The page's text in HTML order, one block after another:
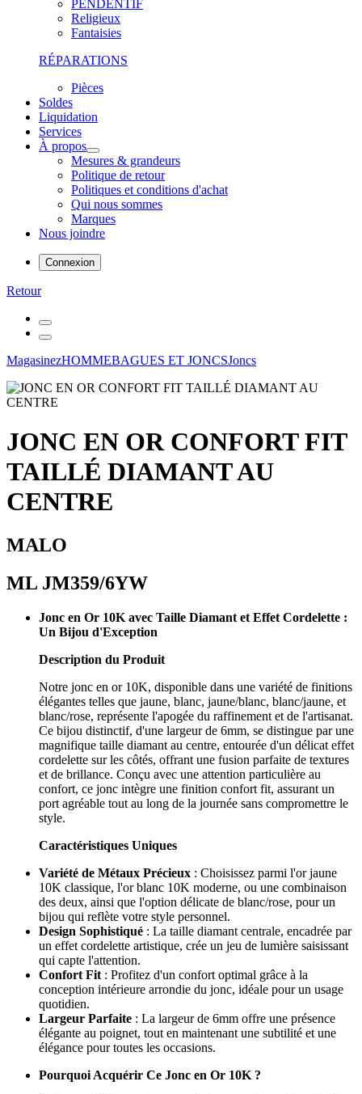
PENDENTIF
Religieux
Fantaisies
RÉPARATIONS
Pièces
Soldes
Liquidation
Services
À propos
Mesures & grandeurs
Politique de retour
Politiques et conditions d'achat
Qui nous sommes
Marques
Nous joindre
Connexion
Retour
MagasinezHOMMEBAGUES ET JONCSJoncs
JONC EN OR CONFORT FIT
TAILLÉ DIAMANT AU
CENTRE
MALO
ML JM359/6YW
Jonc en Or 10K avec Taille Diamant et Effet Cordelette :
Un Bijou d'Exception
Description du Produit
Notre jonc en or 10K, disponible dans une variété de finitions
élégantes telles que jaune, blanc, jaune/blanc, blanc/jaune, et
blanc/rose, représente l'apogée du raffinement et de l'artisanat.
Ce bijou distinctif, d'une largeur de 6mm, se distingue par une
magnifique taille diamant au centre, entourée d'un délicat effet
cordelette sur les côtés, offrant une fusion parfaite de textures
et de brillance. Conçu avec une attention particulière au
confort, ce jonc intègre une finition confort fit, assurant un
port agréable tout au long de la journée sans compromettre le
style.
Caractéristiques Uniques
Variété de Métaux Précieux : Choisissez parmi l'or jaune
10K classique, l'or blanc 10K moderne, ou une combinaison
des deux, ainsi que l'option délicate de blanc/rose, pour un
bijou qui reflète votre style personnel.
Design Sophistiqué : La taille diamant centrale, encadrée par
un effet cordelette artistique, crée un jeu de lumière saisissant
qui capte l'attention.
Confort Fit : Profitez d'un confort optimal grâce à la
conception intérieure arrondie du jonc, idéale pour un usage
quotidien.
Largeur Parfaite : La largeur de 6mm offre une présence
élégante au poignet, tout en maintenant une subtilité et une
élégance pour toutes les occasions.
Pourquoi Acquérir Ce Jonc en Or 10K ?